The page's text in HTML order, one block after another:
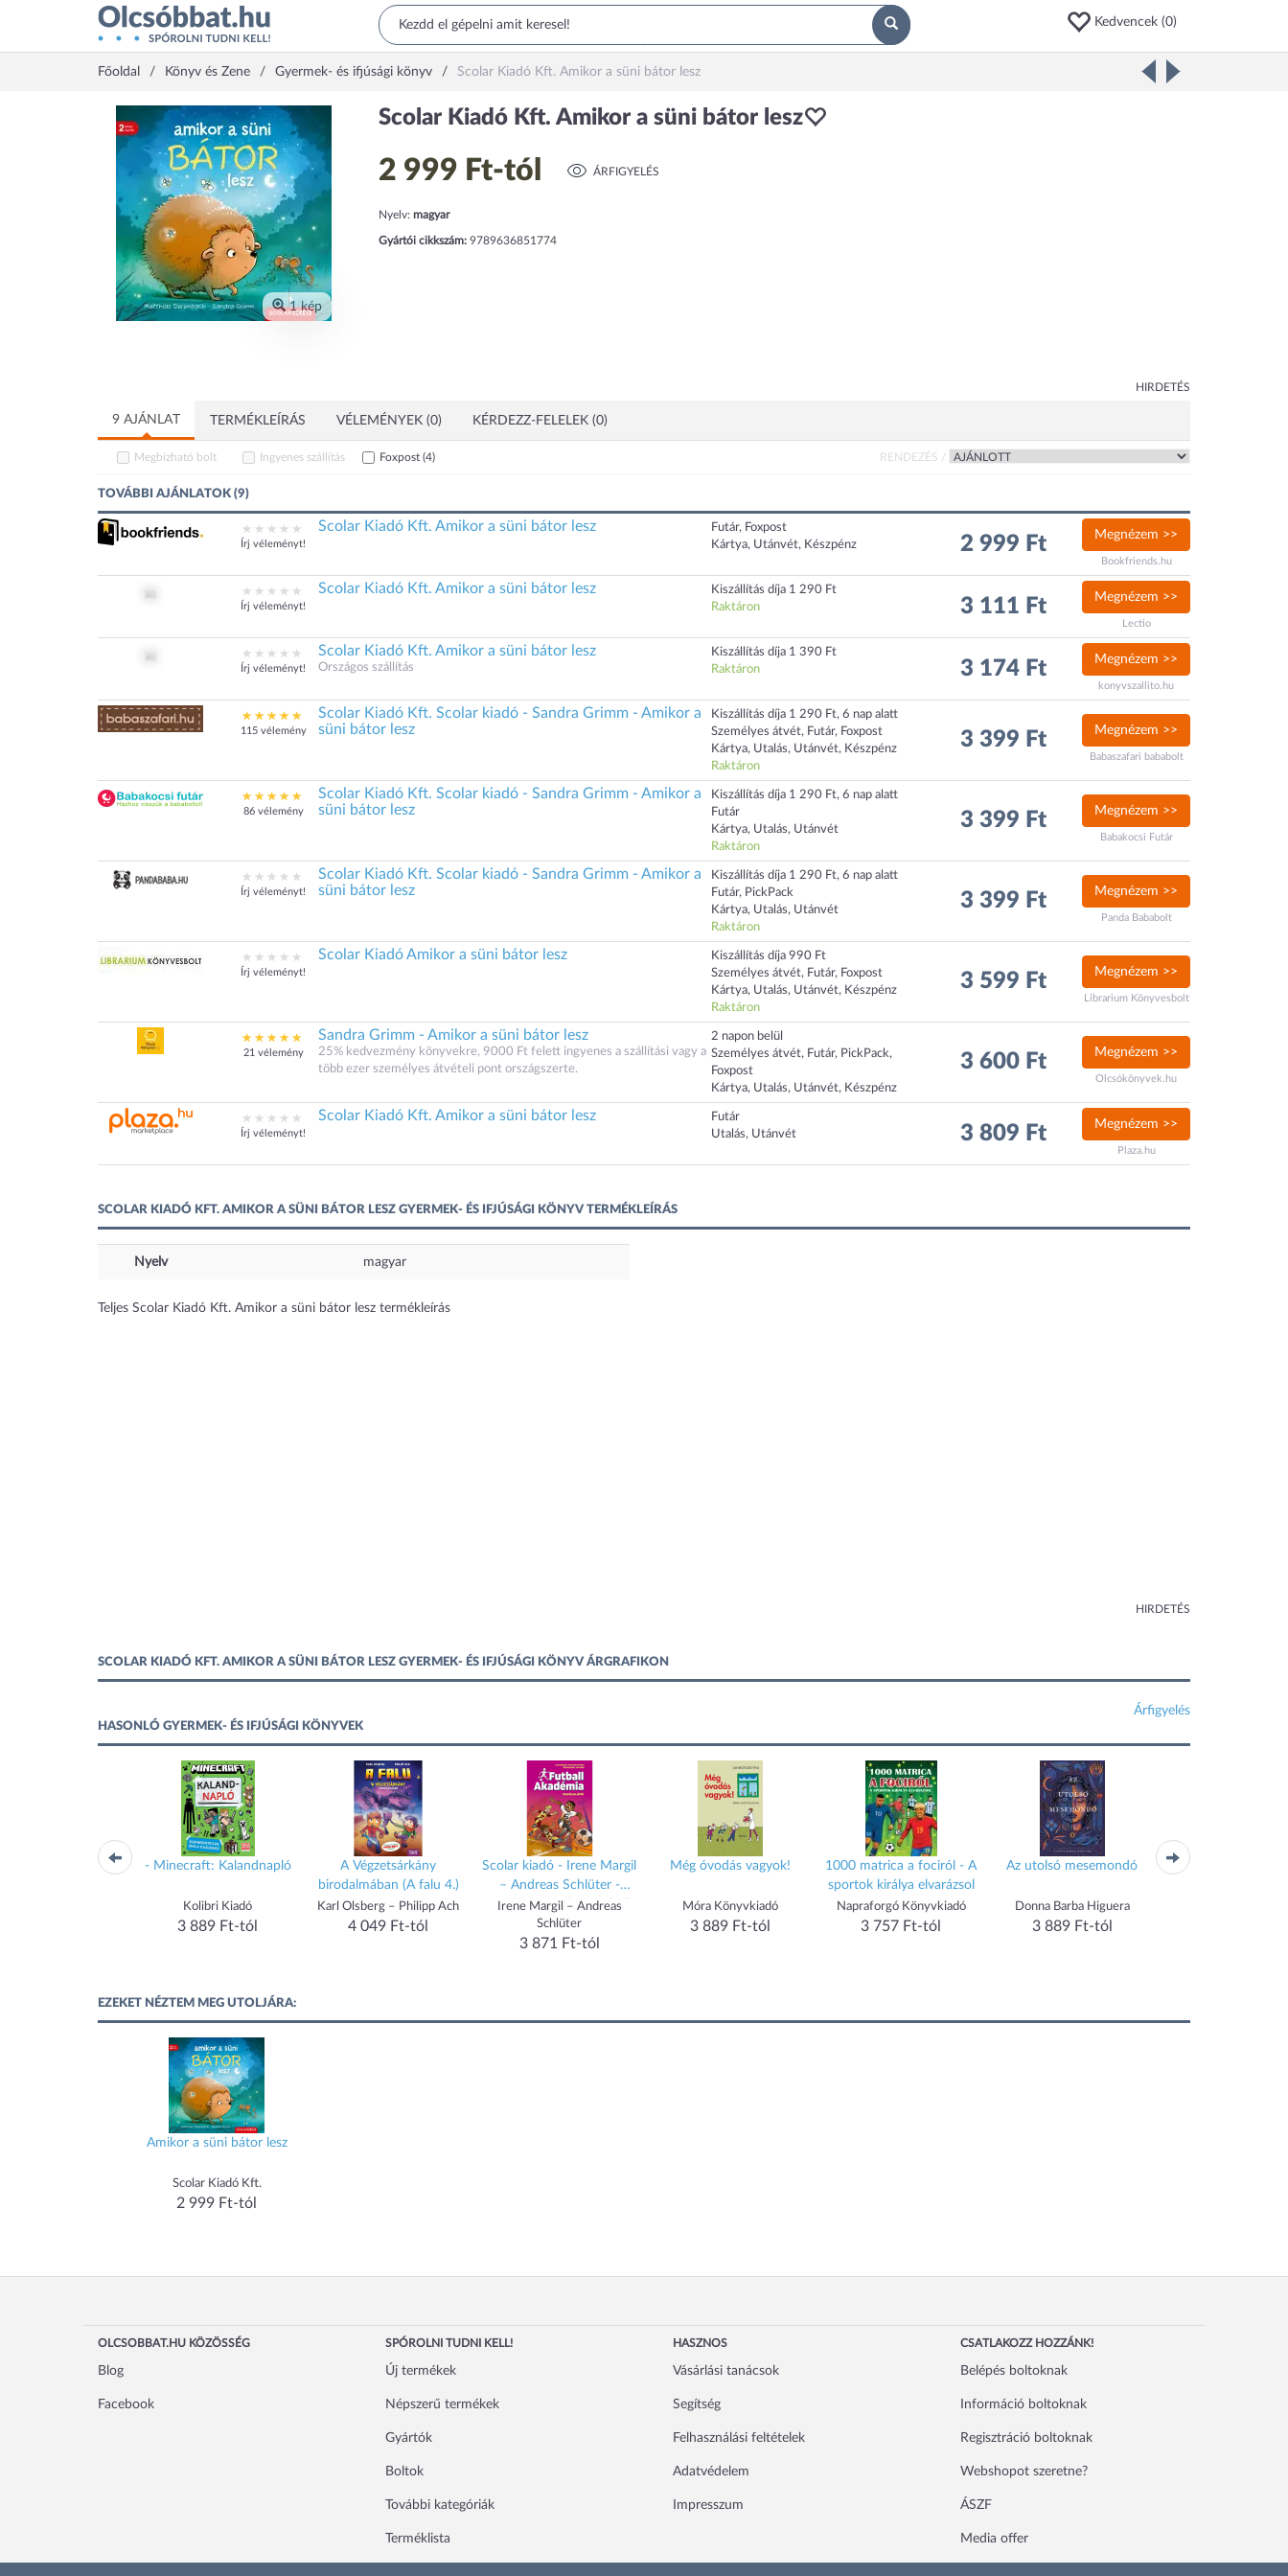
Kedvencek (0)
Főoldal Könyv és Zene Gyermek- és ifjúsági könyv Scolar Kiadó Kft. Amikor a süni bátor lesz
1 kép
Scolar Kiadó Kft. Amikor a süni bátor lesz
2 999 Ft-tól ÁRFIGYELÉS
Nyelv: magyar
Gyártói cikkszám:9789636851774
HIRDETÉS
9 AJÁNLAT TERMÉKLEÍRÁS VÉLEMÉNYEK (0) KÉRDEZZ-FELELEK (0)
Megbízható bolt Ingyenes szállítás Foxpost (4) RENDEZÉS /
TOVÁBBI AJÁNLATOK (9)
Írj véleményt!
Scolar Kiadó Kft. Amikor a süni bátor lesz
Futár, Foxpost
Kártya, Utánvét, Készpénz
2 999 Ft Megnézem >>
Bookfriends.hu
Írj véleményt!
Scolar Kiadó Kft. Amikor a süni bátor lesz
Kiszállítás díja 1 290 Ft
Raktáron
3 111 Ft Megnézem >>
Lectio
Írj véleményt!
Scolar Kiadó Kft. Amikor a süni bátor lesz
Országos szállítás
Kiszállítás díja 1 390 Ft
Raktáron
3 174 Ft Megnézem >>
konyvszallito.hu
115 vélemény
Scolar Kiadó Kft. Scolar kiadó - Sandra Grimm - Amikor a
süni bátor lesz
Kiszállítás díja 1 290 Ft, 6 nap alatt
Személyes átvét, Futár, Foxpost
Kártya, Utalás, Utánvét, Készpénz
Raktáron
3 399 Ft Megnézem >>
Babaszafari bababolt
86 vélemény
Scolar Kiadó Kft. Scolar kiadó - Sandra Grimm - Amikor a
süni bátor lesz
Kiszállítás díja 1 290 Ft, 6 nap alatt
Futár
Kártya, Utalás, Utánvét
Raktáron
3 399 Ft Megnézem >>
Babakocsi Futár
Írj véleményt!
Scolar Kiadó Kft. Scolar kiadó - Sandra Grimm - Amikor a
süni bátor lesz
Kiszállítás díja 1 290 Ft, 6 nap alatt
Futár, PickPack
Kártya, Utalás, Utánvét
Raktáron
3 399 Ft Megnézem >>
Panda Bababolt
Írj véleményt!
Scolar Kiadó Amikor a süni bátor lesz
Kiszállítás díja 990 Ft
Személyes átvét, Futár, Foxpost
Kártya, Utalás, Utánvét, Készpénz
Raktáron
3 599 Ft Megnézem >>
Librarium Könyvesbolt
21 vélemény
Sandra Grimm - Amikor a süni bátor lesz
25% kedvezmény könyvekre, 9000 Ft felett ingyenes a szállítási vagy a
több ezer személyes átvételi pont országszerte.
2 napon belül
Személyes átvét, Futár, PickPack,
Foxpost
Kártya, Utalás, Utánvét, Készpénz
3 600 Ft Megnézem >>
Olcsókönyvek.hu
Írj véleményt!
Scolar Kiadó Kft. Amikor a süni bátor lesz
Futár
Utalás, Utánvét
3 809 Ft Megnézem >>
Plaza.hu
SCOLAR KIADÓ KFT. AMIKOR A SÜNI BÁTOR LESZ GYERMEK- ÉS IFJÚSÁGI KÖNYV TERMÉKLEÍRÁS
Nyelv magyar
Teljes Scolar Kiadó Kft. Amikor a süni bátor lesz termékleírás
HIRDETÉS
SCOLAR KIADÓ KFT. AMIKOR A SÜNI BÁTOR LESZ GYERMEK- ÉS IFJÚSÁGI KÖNYV ÁRGRAFIKON
Árfigyelés
HASONLÓ GYERMEK- ÉS IFJÚSÁGI KÖNYVEK
legértelmetlenebb
- Minecraft: Kalandnapló
Kolibri Kiadó
3 889 Ft-tól
A Végzetsárkány
birodalmában (A falu 4.)
Karl Olsberg – Philipp Ach
4 049 Ft-tól
Scolar kiadó - Irene Margil
– Andreas Schlüter -
Veszélyes játék – Futball
Akadémia 6.
Irene Margil – Andreas
Schlüter
3 871 Ft-tól
Még óvodás vagyok!
Móra Könyvkiadó
3 889 Ft-tól
1000 matrica a fociról - A
sportok királya elvarázsol
Napraforgó Könyvkiadó
3 757 Ft-tól
Az utolsó mesemondó
Donna Barba Higuera
3 889 Ft-tól
EZEKET NÉZTEM MEG UTOLJÁRA:
Amikor a süni bátor lesz
Scolar Kiadó Kft.
2 999 Ft-tól
OLCSOBBAT.HU KÖZÖSSÉG
Blog
Facebook
SPÓROLNI TUDNI KELL!
Új termékek
Népszerű termékek
Gyártók
Boltok
További kategóriák
Terméklista
HASZNOS
Vásárlási tanácsok
Segítség
Felhasználási feltételek
Adatvédelem
Impresszum
CSATLAKOZZ HOZZÁNK!
Belépés boltoknak
Információ boltoknak
Regisztráció boltoknak
Webshopot szeretne?
ÁSZF
Media offer